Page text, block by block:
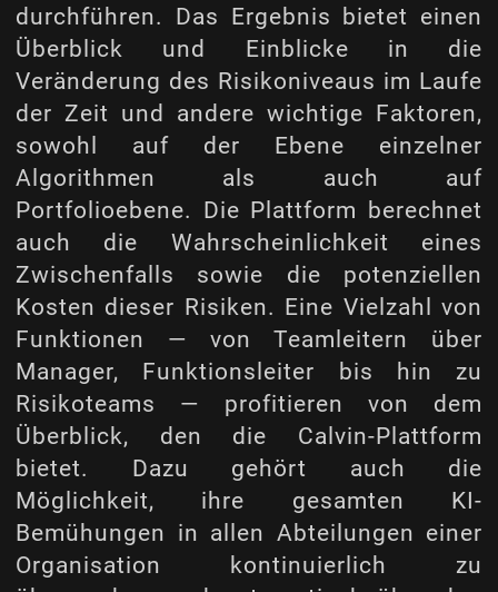
durchführen. Das Ergebnis bietet einen
Überblick und Einblicke in die
Veränderung des Risikoniveaus im Laufe
der Zeit und andere wichtige Faktoren,
sowohl auf der Ebene einzelner
Algorithmen als auch auf
Portfolioebene. Die Plattform berechnet
auch die Wahrscheinlichkeit eines
Zwischenfalls sowie die potenziellen
Kosten dieser Risiken. Eine Vielzahl von
Funktionen — von Teamleitern über
Manager, Funktionsleiter bis hin zu
Risikoteams — profitieren von dem
Überblick, den die Calvin-Plattform
bietet. Dazu gehört auch die
Möglichkeit, ihre gesamten KI-
Bemühungen in allen Abteilungen einer
Organisation kontinuierlich zu